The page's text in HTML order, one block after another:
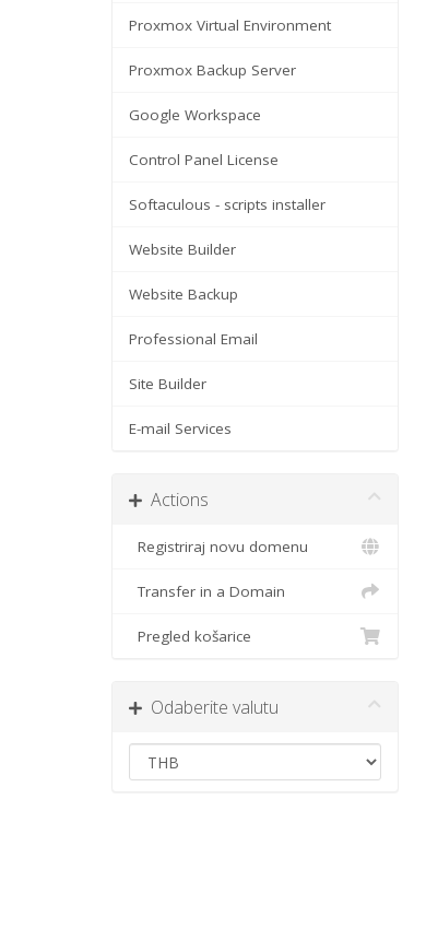
Proxmox Virtual Environment
Proxmox Backup Server
Google Workspace
Control Panel License
Softaculous - scripts installer
Website Builder
Website Backup
Professional Email
Site Builder
E-mail Services
Actions
Registriraj novu domenu
Transfer in a Domain
Pregled košarice
Odaberite valutu